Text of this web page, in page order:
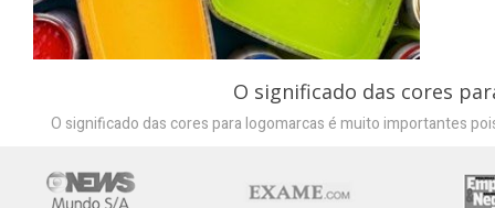
O significado das cores
O significado das cores para logomarcas é muito importantes